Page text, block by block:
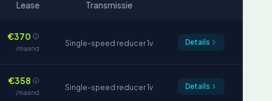
Lease Transmissie
€370
/maand
Single-speed reducer 1v Details
€358
/maand
Single-speed reducer 1v Details